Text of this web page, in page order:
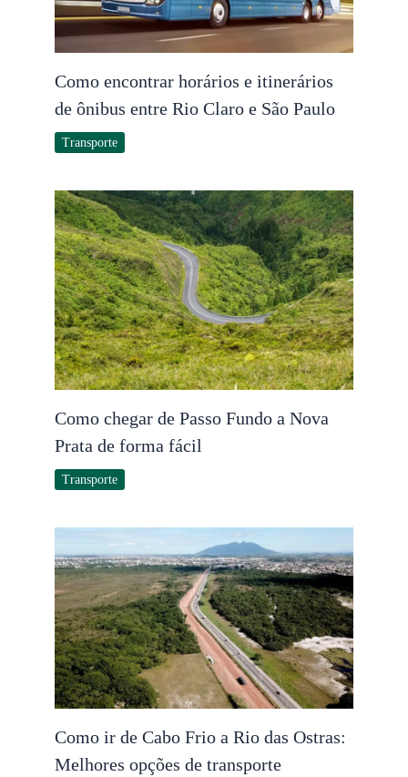
Como encontrar horários e itinerários
de ônibus entre Rio Claro e São Paulo
Transporte
Como chegar de Passo Fundo a Nova
Prata de forma fácil
Transporte
Como ir de Cabo Frio a Rio das Ostras:
Melhores opções de transporte